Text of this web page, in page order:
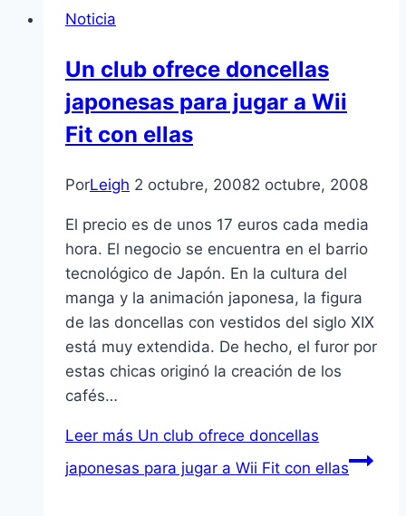
Noticia
Un club ofrece doncellas
japonesas para jugar a Wii
Fit con ellas
PorLeigh 2 octubre, 20082 octubre, 2008
El precio es de unos 17 euros cada media
hora. El negocio se encuentra en el barrio
tecnológico de Japón. En la cultura del
manga y la animación japonesa, la figura
de las doncellas con vestidos del siglo XIX
está muy extendida. De hecho, el furor por
estas chicas originó la creación de los
cafés…
Leer más Un club ofrece doncellas
japonesas para jugar a Wii Fit con ellas